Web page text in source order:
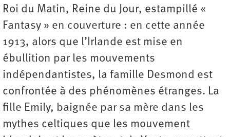
Roi du Matin, Reine du Jour, estampillé «
Fantasy » en couverture : en cette année
1913, alors que l’Irlande est mise en
ébullition par les mouvements
indépendantistes, la famille Desmond est
confrontée à des phénomènes étranges. La
fille Emily, baignée par sa mère dans les
mythes celtiques que les mouvement